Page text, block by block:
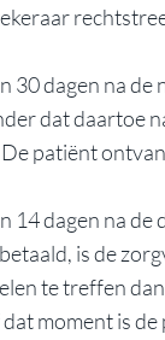
30 dagen na
dat daartoe
patiënt
14 dagen na de
is de
te treffen
moment is